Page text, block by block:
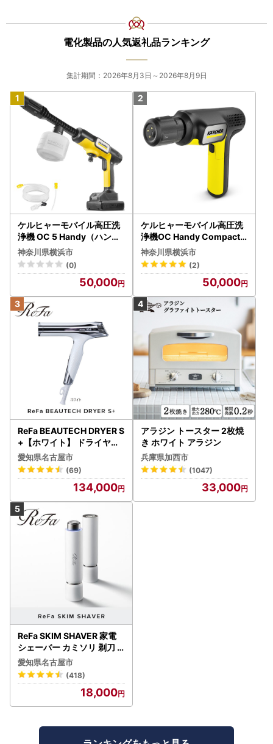
電化製品の人気返礼品ランキング
集計期間：2026年8月3日～2026年8月9日
ケルヒャーモバイル高圧洗
浄機 OC 5 Handy（ハンデ
ィジェット） APV0006
神奈川県横浜市
(0)
50,000
ケルヒャーモバイル高圧洗
浄機OC Handy Compact
（ハンディエア） APV000
7
神奈川県横浜市
(2)
50,000
ReFa BEAUTECH DRYER S
+【ホワイト】 ドライヤー
美容 家電 ドライヤー リフ
ァ
愛知県名古屋市
(69)
134,000
アラジン トースター 2枚焼
き ホワイト アラジン
兵庫県加西市
(1047)
33,000
ReFa SKIM SHAVER 家電
シェーバー カミソリ 剃刀
シェーバー
愛知県名古屋市
(418)
18,000